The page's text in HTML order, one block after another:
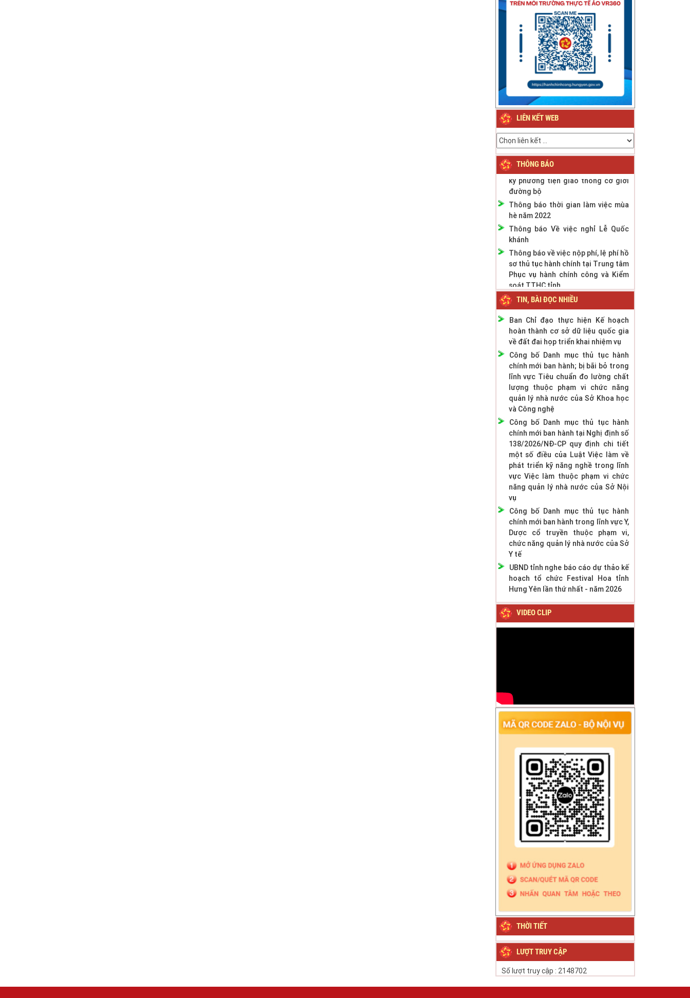
LIÊN KẾT WEB
THÔNG BÁO
Thông báo về việc nghỉ Tết Nguyên
đán Bính Ngọ năm 2026
Thông báo về việc nghỉ Tết Nguyên
đán Giáp Thìn năm 2024
Thông báo Lịch nghỉ Lễ Quốc khánh
ngày 2/9/2023
Thông báo phân cấp công tác đăng
ký phương tiện giao thông cơ giới
đường bộ
Thông báo thời gian làm việc mùa
hè năm 2022
Thông báo Về việc nghỉ Lễ Quốc
khánh
Thông báo về việc nộp phí, lệ phí hồ
sơ thủ tục hành chính tại Trung tâm
Phục vụ hành chính công và Kiểm
soát TTHC tỉnh
TIN, BÀI ĐỌC NHIỀU
Ban Chỉ đạo thực hiện Kế hoạch
hoàn thành cơ sở dữ liệu quốc gia
về đất đai họp triển khai nhiệm vụ
Công bố Danh mục thủ tục hành
chính mới ban hành; bị bãi bỏ trong
lĩnh vực Tiêu chuẩn đo lường chất
lượng thuộc phạm vi chức năng
quản lý nhà nước của Sở Khoa học
và Công nghệ
Công bố Danh mục thủ tục hành
chính mới ban hành tại Nghị định số
138/2026/NĐ-CP quy định chi tiết
một số điều của Luật Việc làm về
phát triển kỹ năng nghề trong lĩnh
vực Việc làm thuộc phạm vi chức
năng quản lý nhà nước của Sở Nội
vụ
Công bố Danh mục thủ tục hành
chính mới ban hành trong lĩnh vực Y,
Dược cổ truyền thuộc phạm vi,
chức năng quản lý nhà nước của Sở
Y tế
UBND tỉnh nghe báo cáo dự thảo kế
hoạch tổ chức Festival Hoa tỉnh
Hưng Yên lần thứ nhất - năm 2026
VIDEO CLIP
THỜI TIẾT
LƯỢT TRUY CẬP
Số lượt truy cập : 2148702